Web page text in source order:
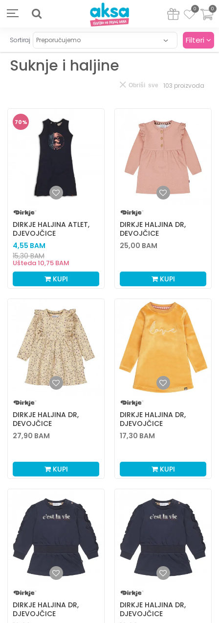
0
0
Suknje i haljine
Sortiraj Filteri
103 proizvoda
Obriši sve
70%
DIRKJE HALJINA ATLET,
DJEVOJČICE
4,55 BAM
Ušteda10,75 BAM
15,30BAM
KUPI
DIRKJE HALJINA DR,
DEVOJČICE
25,00 BAM
KUPI
DIRKJE HALJINA DR,
DEVOJČICE
27,90 BAM
KUPI
DIRKJE HALJINA DR,
DJEVOJČICE
17,30 BAM
KUPI
DIRKJE HALJINA DR,
DJEVOJČICE
DIRKJE HALJINA DR,
DJEVOJČICE